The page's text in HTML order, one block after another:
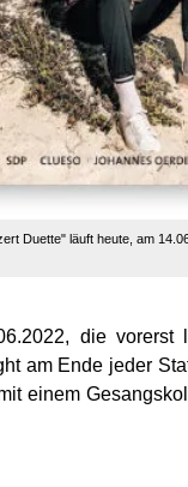
Duette" läuft heute, am
die
am Ende jeder
einem